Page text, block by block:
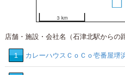
3 km
店舗・施設・会社名（石津北駅からの
1 カレーハウスＣｏＣｏ壱番屋堺